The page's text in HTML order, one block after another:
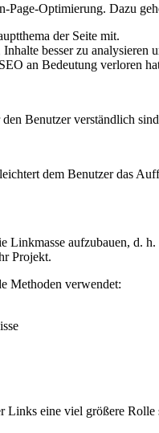
Page-Optimierung. Dazu
der Seite mit.
besser zu analysieren
an Bedeutung verloren
Benutzer verständlich
dem Benutzer das
Linkmasse aufzubauen, d.
Projekt.
Methoden verwendet:
Links eine viel größere